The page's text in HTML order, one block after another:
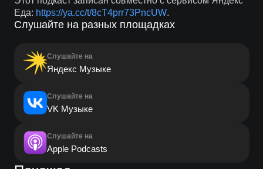
Еда: https://ya.cc/t/8cT4prr73PncUW.
Слушайте на разных площадках
Слушайте на
Яндекс Музыке
Слушайте на
VK Музыке
Слушайте на
Apple Podcasts